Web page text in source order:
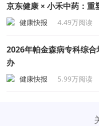
京东健康 × 小禾中药：
健康快报 4.49万阅读
2026年帕金森病专科综
办
健康快报 5.99万阅读